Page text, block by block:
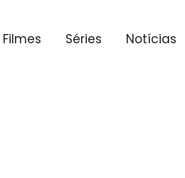
Filmes Séries Notícias